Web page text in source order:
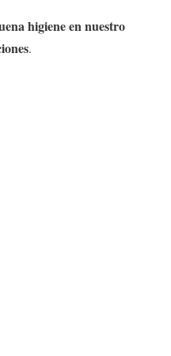
higiene en nuestro
.